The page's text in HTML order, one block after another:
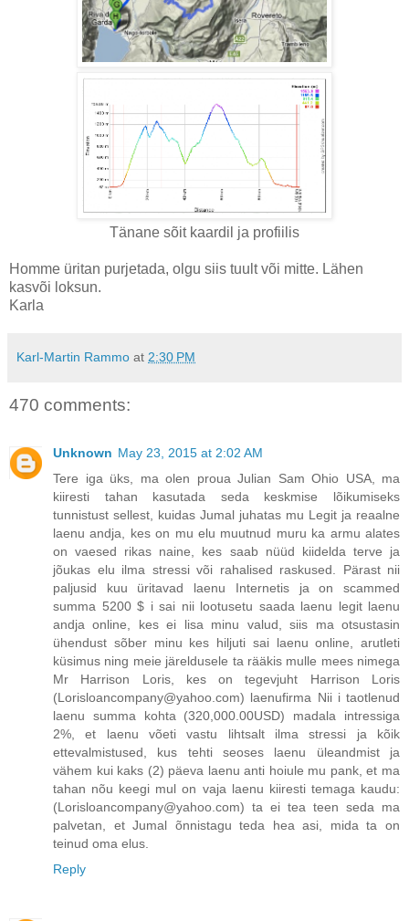
Tänane sõit kaardil ja profiilis
Homme üritan purjetada, olgu siis tuult või mitte. Lähen
kasvõi loksun.
Karla
Karl-Martin Rammo at 2:30 PM
470 comments:
Unknown May 23, 2015 at 2:02 AM
Tere iga üks, ma olen proua Julian Sam Ohio USA, ma
kiiresti tahan kasutada seda keskmise lõikumiseks
tunnistust sellest, kuidas Jumal juhatas mu Legit ja reaalne
laenu andja, kes on mu elu muutnud muru ka armu alates
on vaesed rikas naine, kes saab nüüd kiidelda terve ja
jõukas elu ilma stressi või rahalised raskused. Pärast nii
paljusid kuu üritavad laenu Internetis ja on scammed
summa 5200 $ i sai nii lootusetu saada laenu legit laenu
andja online, kes ei lisa minu valud, siis ma otsustasin
ühendust sõber minu kes hiljuti sai laenu online, arutleti
küsimus ning meie järeldusele ta rääkis mulle mees nimega
Mr Harrison Loris, kes on tegevjuht Harrison Loris
(Lorisloancompany@yahoo.com) laenufirma Nii i taotlenud
laenu summa kohta (320,000.00USD) madala intressiga
2%, et laenu võeti vastu lihtsalt ilma stressi ja kõik
ettevalmistused, kus tehti seoses laenu üleandmist ja
vähem kui kaks (2) päeva laenu anti hoiule mu pank, et ma
tahan nõu keegi mul on vaja laenu kiiresti temaga kaudu:
(Lorisloancompany@yahoo.com) ta ei tea teen seda ma
palvetan, et Jumal õnnistagu teda hea asi, mida ta on
teinud oma elus.
Reply